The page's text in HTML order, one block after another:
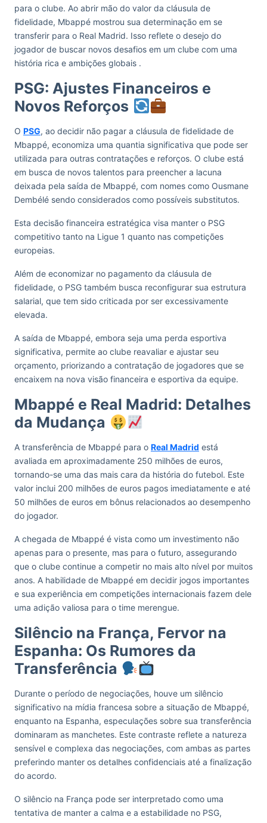
para o clube. Ao abrir mão do valor da cláusula de
fidelidade, Mbappé mostrou sua determinação em se
transferir para o Real Madrid. Isso reflete o desejo do
jogador de buscar novos desafios em um clube com uma
história rica e ambições globais​ .
PSG: Ajustes Financeiros e
Novos Reforços
O PSG, ao decidir não pagar a cláusula de fidelidade de
Mbappé, economiza uma quantia significativa que pode ser
utilizada para outras contratações e reforços. O clube está
em busca de novos talentos para preencher a lacuna
deixada pela saída de Mbappé, com nomes como Ousmane
Dembélé sendo considerados como possíveis substitutos.
Esta decisão financeira estratégica visa manter o PSG
competitivo tanto na Ligue 1 quanto nas competições
europeias.
Além de economizar no pagamento da cláusula de
fidelidade, o PSG também busca reconfigurar sua estrutura
salarial, que tem sido criticada por ser excessivamente
elevada.
A saída de Mbappé, embora seja uma perda esportiva
significativa, permite ao clube reavaliar e ajustar seu
orçamento, priorizando a contratação de jogadores que se
encaixem na nova visão financeira e esportiva da equipe.
Mbappé e Real Madrid: Detalhes
da Mudança
A transferência de Mbappé para o Real Madrid está
avaliada em aproximadamente 250 milhões de euros,
tornando-se uma das mais cara da história do futebol. Este
valor inclui 200 milhões de euros pagos imediatamente e até
50 milhões de euros em bônus relacionados ao desempenho
do jogador.
A chegada de Mbappé é vista como um investimento não
apenas para o presente, mas para o futuro, assegurando
que o clube continue a competir no mais alto nível por muitos
anos. A habilidade de Mbappé em decidir jogos importantes
e sua experiência em competições internacionais fazem dele
uma adição valiosa para o time merengue​.
Silêncio na França, Fervor na
Espanha: Os Rumores da
Transferência
Durante o período de negociações, houve um silêncio
significativo na mídia francesa sobre a situação de Mbappé,
enquanto na Espanha, especulações sobre sua transferência
dominaram as manchetes. Este contraste reflete a natureza
sensível e complexa das negociações, com ambas as partes
preferindo manter os detalhes confidenciais até a finalização
do acordo​.
O silêncio na França pode ser interpretado como uma
tentativa de manter a calma e a estabilidade no PSG,